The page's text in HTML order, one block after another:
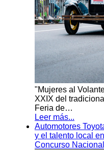
"Mujeres al
XXIX del
Feria de…
Leer más...
Automotores
y el talento local
Concurso